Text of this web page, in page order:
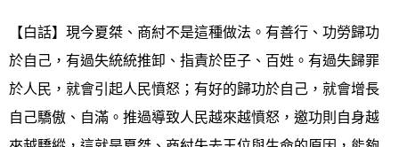
【白話】現今夏桀、商紂不是這種做法。有善行、功勞歸功
於自己，有過失統統推卸、指責於臣子、百姓。有過失歸罪
於人民，就會引起人民憤怒；有好的歸功於自己，就會增長
自己驕傲、自滿。推過導致人民越來越憤怒，邀功則自身越